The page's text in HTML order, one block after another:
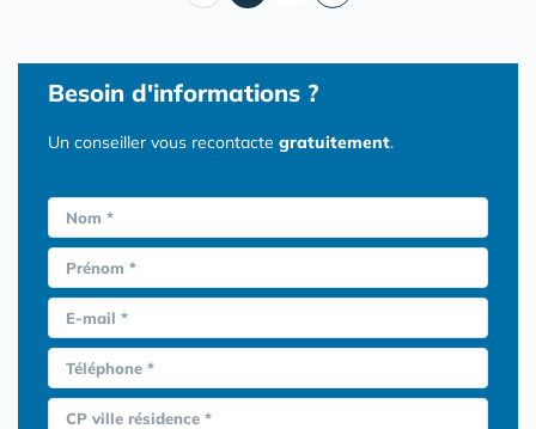
Besoin d'informations ?
Un conseiller vous recontacte gratuitement.
Nom *
Prénom *
E-mail *
Téléphone *
CP ville résidence *